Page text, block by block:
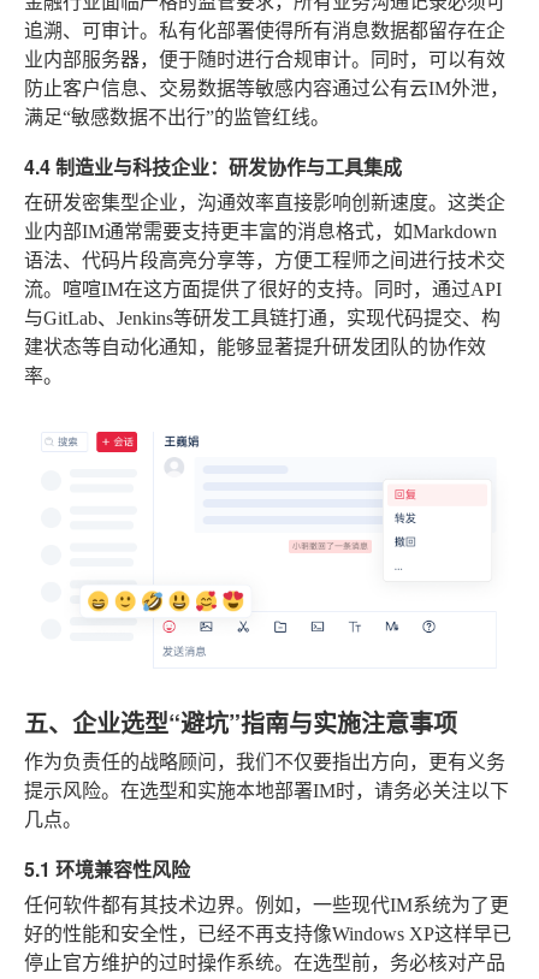
追溯、可审计。私有化部署使得所有消息数据都留存在企
业内部服务器，便于随时进行合规审计。同时，可以有效
防止客户信息、交易数据等敏感内容通过公有云IM外泄，
满足“敏感数据不出行”的监管红线。
4.4 制造业与科技企业：研发协作与工具集成
在研发密集型企业，沟通效率直接影响创新速度。这类企
业内部IM通常需要支持更丰富的消息格式，如Markdown
语法、代码片段高亮分享等，方便工程师之间进行技术交
流。喧喧IM在这方面提供了很好的支持。同时，通过API
与GitLab、Jenkins等研发工具链打通，实现代码提交、构
建状态等自动化通知，能够显著提升研发团队的协作效
率。
五、企业选型“避坑”指南与实施注意事项
作为负责任的战略顾问，我们不仅要指出方向，更有义务
提示风险。在选型和实施本地部署IM时，请务必关注以下
几点。
5.1 环境兼容性风险
任何软件都有其技术边界。例如，一些现代IM系统为了更
好的性能和安全性，已经不再支持像Windows XP这样早已
停止官方维护的过时操作系统。在选型前，务必核对产品